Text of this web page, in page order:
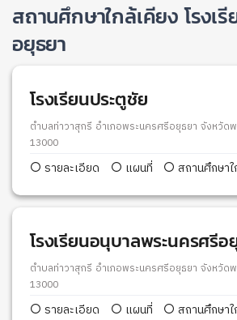
สถานศึกษาใกล้เคียง โรงเรี
อยุธยา
โรงเรียนประตูชัย
ตำบลท่าวาสุกรี อำเภอพระนครศรีอยุธยา จังหวัด
13000
รายละเอียด แผนที่ สถานศึกษา
โรงเรียนอนุบาลพระนครศรีอ
ตำบลท่าวาสุกรี อำเภอพระนครศรีอยุธยา จังหวัด
13000
รายละเอียด แผนที่ สถานศึกษา